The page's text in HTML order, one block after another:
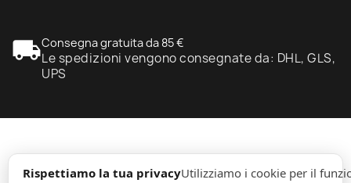
Rispettiamo la tua privacyUtilizziamo i cookie per il
local_shippingConsegna gratuita da 85 €
Le spedizioni vengono consegnate da: DHL, GLS,
UPS
expand_more